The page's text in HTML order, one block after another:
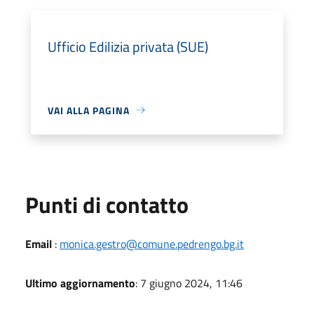
Ufficio Edilizia privata (SUE)
VAI ALLA PAGINA
Punti di contatto
Email : monica.gestro@comune.pedrengo.bg.it
Ultimo aggiornamento: 7 giugno 2024, 11:46